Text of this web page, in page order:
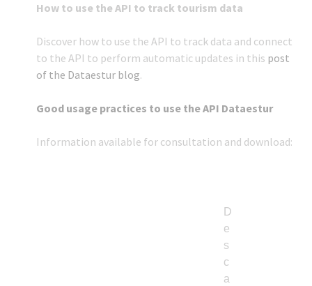
How to use the API to track tourism data
Discover how to use the API to track data and connect
to the API to perform automatic updates in this post
of the Dataestur blog.
Good usage practices to use the API Dataestur
Information available for consultation and download:
D
e
s
c
a